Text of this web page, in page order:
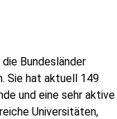
Bundesländer
Sie hat aktuell 149
und eine sehr aktive
Universitäten,